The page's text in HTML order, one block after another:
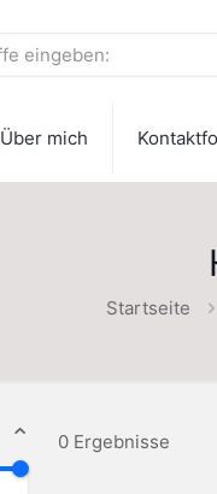
Über mich
Startseite
0 Ergebnisse